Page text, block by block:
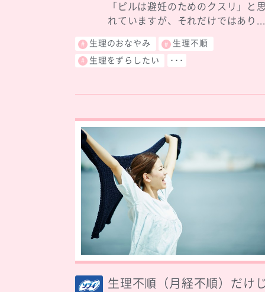
「ピルは避妊のためのクスリ」と
れていますが、それだけではあり...
生理のおなやみ 生理不順
生理をずらしたい ･･･
生理不順（月経不順）だけ